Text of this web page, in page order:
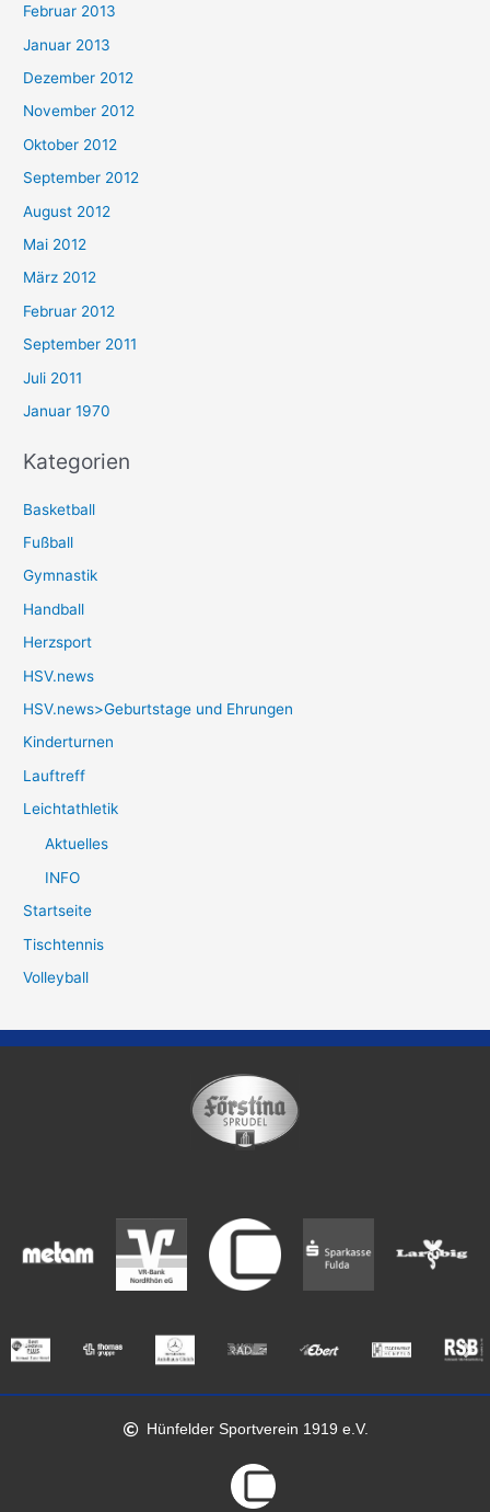
Februar 2013
Januar 2013
Dezember 2012
November 2012
Oktober 2012
September 2012
August 2012
Mai 2012
März 2012
Februar 2012
September 2011
Juli 2011
Januar 1970
Kategorien
Basketball
Fußball
Gymnastik
Handball
Herzsport
HSV.news
HSV.news>Geburtstage und Ehrungen
Kinderturnen
Lauftreff
Leichtathletik
Aktuelles
INFO
Startseite
Tischtennis
Volleyball
Hünfelder Sportverein 1919 e.V.